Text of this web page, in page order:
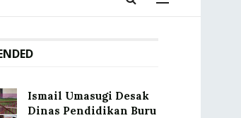
Ismail Umasugi Desak
Dinas Pendidikan Buru